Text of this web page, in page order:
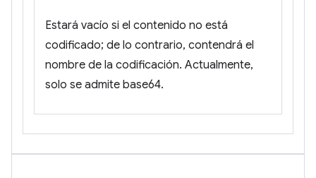
Estará vacío si el contenido no está
codificado; de lo contrario, contendrá el
nombre de la codificación. Actualmente,
solo se admite base64.